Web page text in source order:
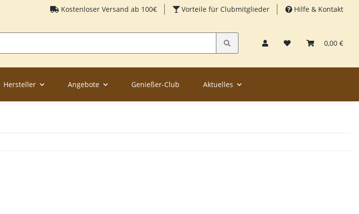
Kostenloser Versand ab 100€ Vorteile für Clubmitglieder Hilfe & Kontakt
0,00 €
Hersteller Angebote Genießer-Club Aktuelles